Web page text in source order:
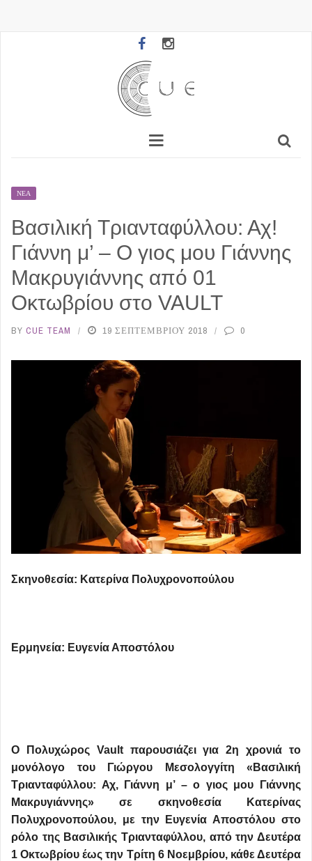
ΝΈΑ
Βασιλική Τριανταφύλλου: Αχ!
Γιάννη μ’ – Ο γιος μου Γιάννης
Μακρυγιάννης από 01
Οκτωβρίου στο VAULT
BY CUE TEAM 19 ΣΕΠΤΕΜΒΡΊΟΥ 2018 0
Σκηνοθεσία: Κατερίνα Πολυχρονοπούλου
Ερμηνεία: Ευγενία Αποστόλου
Ο Πολυχώρος Vault παρουσιάζει για 2η χρονιά το
μονόλογο του Γιώργου Μεσολογγίτη «Βασιλική
Τριανταφύλλου: Αχ, Γιάννη μ’ – ο γιος μου Γιάννης
Μακρυγιάννης» σε σκηνοθεσία Κατερίνας
Πολυχρονοπούλου, με την Ευγενία Αποστόλου στο
ρόλο της Βασιλικής Τριανταφύλλου, από την Δευτέρα
1 Οκτωβρίου έως την Τρίτη 6 Νοεμβρίου, κάθε Δευτέρα